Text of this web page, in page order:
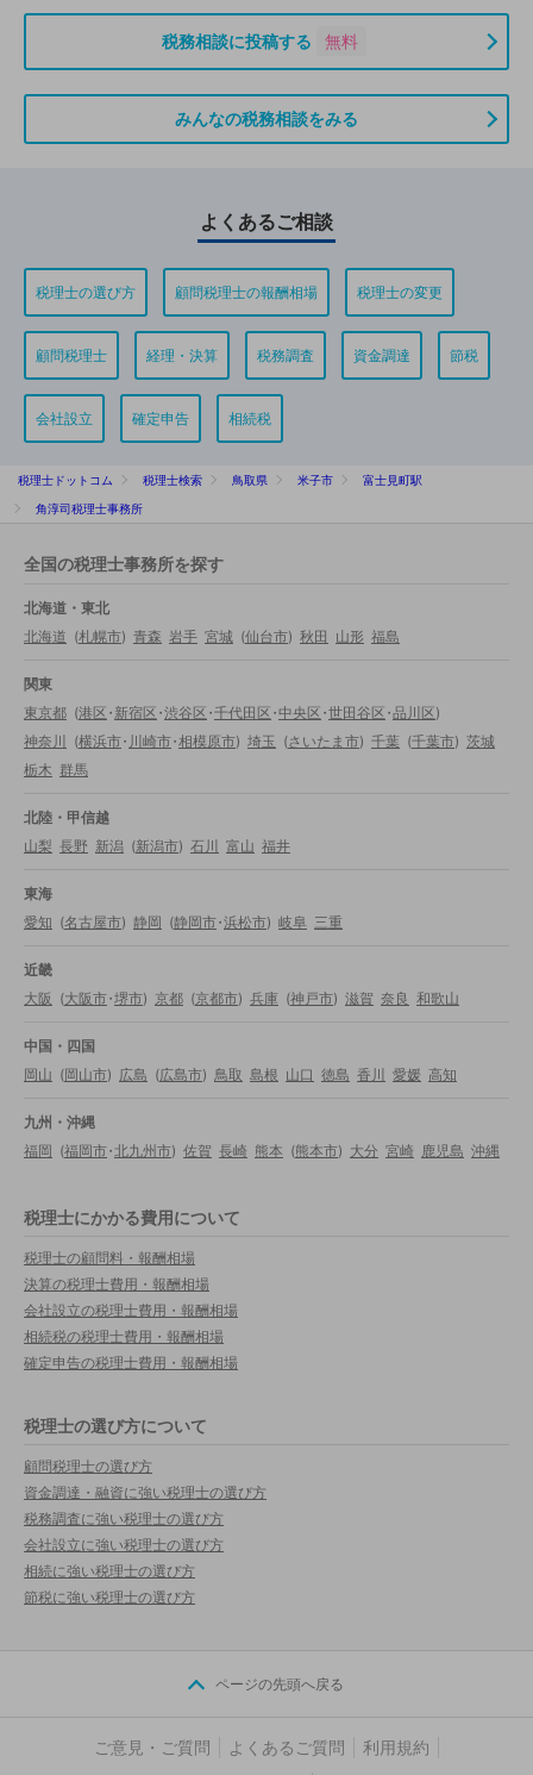
税務相談に投稿する 無料
みんなの税務相談をみる
よくあるご相談
税理士の選び方 顧問税理士の報酬相場 税理士の変更
顧問税理士 経理・決算 税務調査 資金調達 節税
会社設立 確定申告 相続税
税理士ドットコム 税理士検索 鳥取県 米子市
富士見町駅
角淳司税理士事務所
全国の税理士事務所を探す
北海道・東北
北海道 (札幌市) 青森 岩手 宮城 (仙台市) 秋田 山形 福島
関東
東京都 (港区・新宿区・渋谷区・千代田区・中央区・世田谷区・品川区)
神奈川
(横浜市・川崎市・相模原市) 埼玉 (さいたま市) 千葉 (千葉市) 茨城
栃木 群馬
北陸・甲信越
山梨 長野 新潟 (新潟市) 石川 富山 福井
東海
愛知 (名古屋市) 静岡 (静岡市・浜松市) 岐阜 三重
近畿
大阪 (大阪市・堺市) 京都 (京都市) 兵庫 (神戸市) 滋賀 奈良 和歌山
中国・四国
岡山 (岡山市) 広島 (広島市) 鳥取 島根 山口 徳島 香川 愛媛 高知
九州・沖縄
福岡 (福岡市・北九州市) 佐賀 長崎 熊本 (熊本市) 大分 宮崎 鹿児島 沖縄
税理士にかかる費用について
税理士の顧問料・報酬相場
決算の税理士費用・報酬相場
会社設立の税理士費用・報酬相場
相続税の税理士費用・報酬相場
確定申告の税理士費用・報酬相場
税理士の選び方について
顧問税理士の選び方
資金調達・融資に強い税理士の選び方
税務調査に強い税理士の選び方
会社設立に強い税理士の選び方
相続に強い税理士の選び方
節税に強い税理士の選び方
ページの先頭へ戻る
ご意見・ご質問 よくあるご質問
利用規約